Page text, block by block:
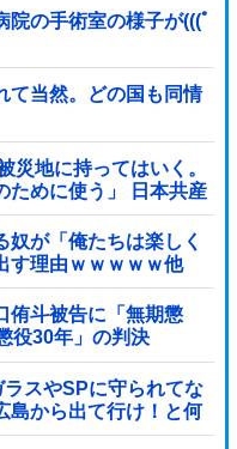
院の手術室の様子が(((ﾟ
て当然。どの国も同情
災地に持ってはいく。
ために使う」 日本共産
奴が「俺たちは楽しく
す理由ｗｗｗｗｗ他
侑斗被告に「無期懲
役30年」の判決
ラスやSPに守られてな
島から出て行け！と何
っ込み殺到 ………